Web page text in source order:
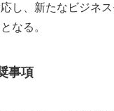
し、新たなビジネ
なる。
事項